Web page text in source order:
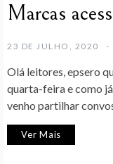
Marcas
23 DE JULHO, 2020
Olá leitores, epsero
quarta-feira e como
venho partilhar
Ver Mais